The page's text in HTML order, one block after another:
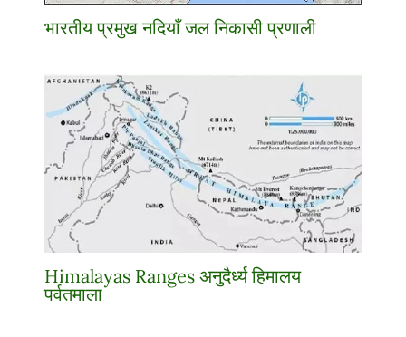
भारतीय प्रमुख नदियाँ जल निकासी प्रणाली
Himalayas Ranges अनुदैर्ध्य हिमालय
पर्वतमाला